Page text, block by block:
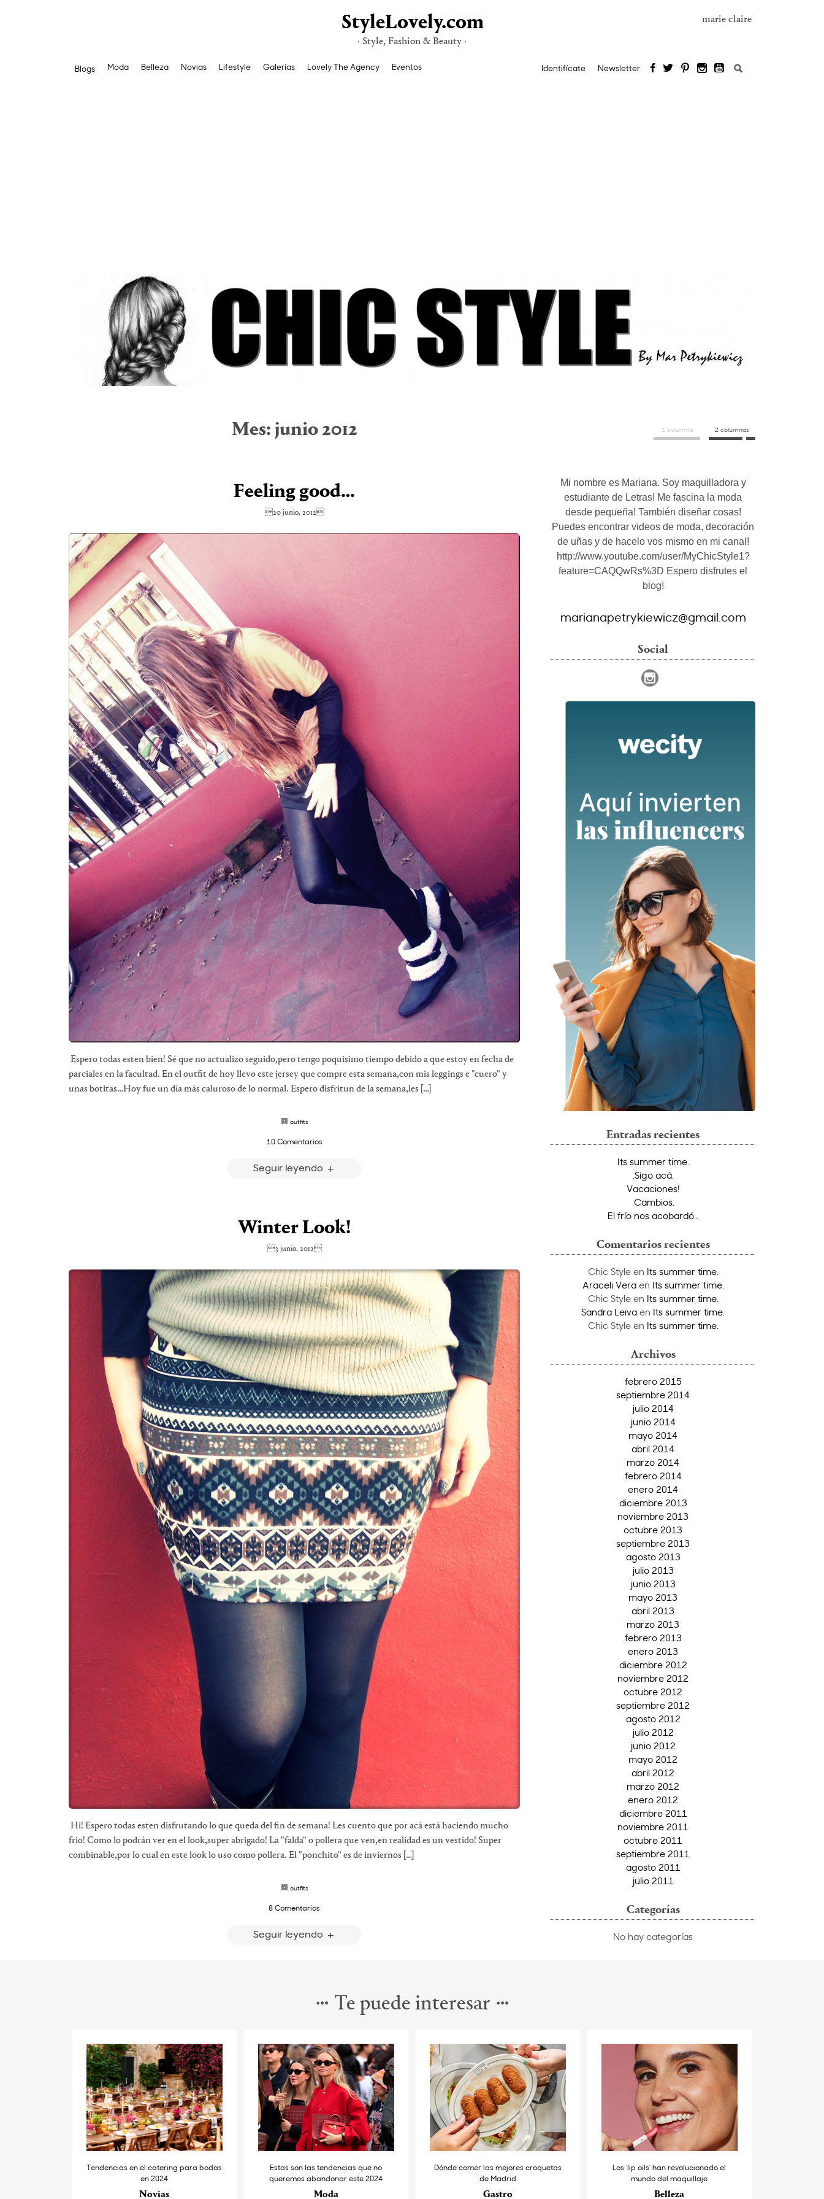
StyleLovely.com
· Style, Fashion & Beauty ·
marie claire
Blogs Moda Belleza Novias Lifestyle Galerías Lovely The Agency Eventos Identifícate Newsletter Buscar:
Mes: junio 2012
Feeling good…
20 junio, 2012
Espero todas esten bien! Sé que no actualizo seguido,pero tengo poquisimo tiempo debido a que estoy en fecha de
parciales en la facultad. En el outfit de hoy llevo este jersey que compre esta semana,con mis leggings e "cuero" y
unas botitas…Hoy fue un día más caluroso de lo normal. Espero disfritun de la semana,les […]
outfits
10 Comentarios
Seguir leyendo
Winter Look!
3 junio, 2012
Hi! Espero todas esten disfrutando lo que queda del fin de semana! Les cuento que por acá está haciendo mucho
frio! Como lo podrán ver en el look,super abrigado! La "falda" o pollera que ven,en realidad es un vestido! Super
combinable,por lo cual en este look lo uso como pollera. El "ponchito" es de inviernos […]
outfits
8 Comentarios
Seguir leyendo
1 columna 2 columnas
Mi nombre es Mariana. Soy maquilladora y
estudiante de Letras! Me fascina la moda
desde pequeña! También diseñar cosas!
Puedes encontrar videos de moda, decoración
de uñas y de hacelo vos mismo en mi canal!
http://www.youtube.com/user/MyChicStyle1?
feature=CAQQwRs%3D Espero disfrutes el
blog!
marianapetrykiewicz@gmail.com
Social
Entradas recientes
Its summer time.
.Sigo acá.
Vacaciones!
.Cambios.
El frío nos acobardó…
Comentarios recientes
Chic Styleen Its summer time.
Araceli Veraen Its summer time.
Chic Styleen Its summer time.
Sandra Leiva en Its summer time.
Chic Styleen Its summer time.
Archivos
febrero 2015
septiembre 2014
julio 2014
junio 2014
mayo 2014
abril 2014
marzo 2014
febrero 2014
enero 2014
diciembre 2013
noviembre 2013
octubre 2013
septiembre 2013
agosto 2013
julio 2013
junio 2013
mayo 2013
abril 2013
marzo 2013
febrero 2013
enero 2013
diciembre 2012
noviembre 2012
octubre 2012
septiembre 2012
agosto 2012
julio 2012
junio 2012
mayo 2012
abril 2012
marzo 2012
enero 2012
diciembre 2011
noviembre 2011
octubre 2011
septiembre 2011
agosto 2011
julio 2011
Categorías
No hay categorías
Te puede interesar
Tendencias en el catering para bodas
en 2024
Novias
Estas son las tendencias que no
queremos abandonar este 2024
Moda
Dónde comer las mejores croquetas
de Madrid
Gastro
Los ‘lip oils’ han revolucionado el
mundo del maquillaje
Belleza